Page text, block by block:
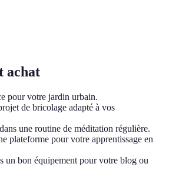
achat
pour votre jardin urbain.
de bricolage adapté à vos
une routine de méditation régulière.
plateforme pour votre apprentissage en
un bon équipement pour votre blog ou